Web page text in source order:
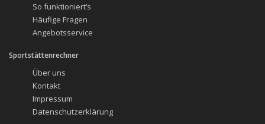
So funktioniert’s
Häufige Fragen
Angebotsservice
Sportstättenrechner
Über uns
Kontakt
Impressum
Datenschutzerklärung